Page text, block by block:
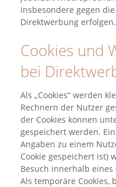
insbesondere gegen
Direktwerbung erfolgen.
Cookies und
bei
Als „Cookies“ werden
Rechnern der Nutzer
der Cookies können
gespeichert werden.
Angaben zu einem
Cookie gespeichert ist)
Besuch innerhalb
Als temporäre Cookies,